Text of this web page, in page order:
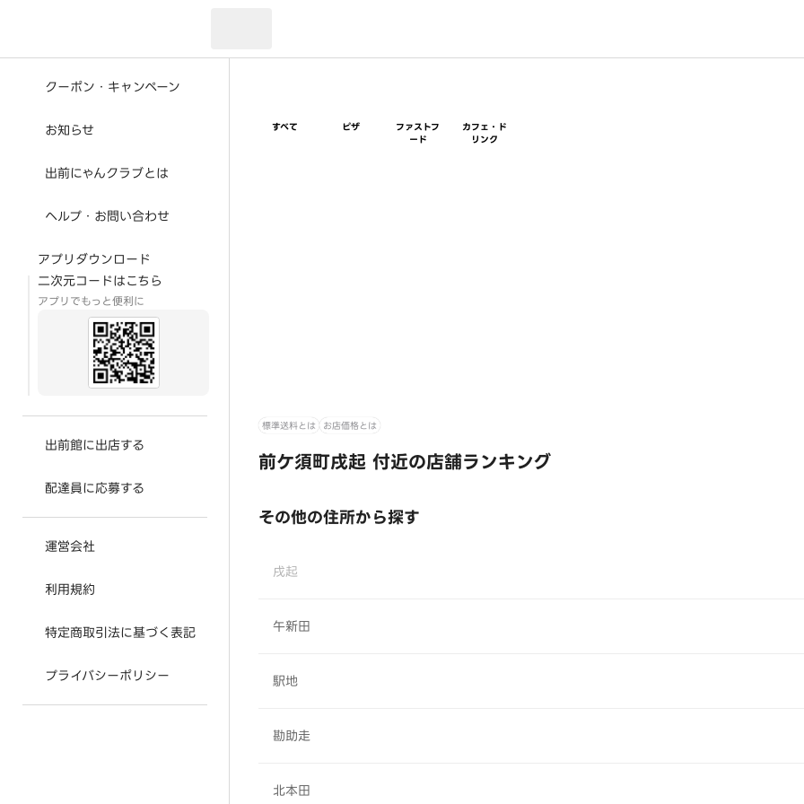
クーポン・キャンペーン
お知らせ
出前にゃんクラブとは
ヘルプ・お問い合わせ
アプリダウンロード
二次元コードはこちら
アプリでもっと便利に
出前館に出店する
配達員に応募する
運営会社
利用規約
特定商取引法に基づく表記
プライバシーポリシー
すべて ピザ
ファストフ
ード
カフェ・ド
リンク
標準送料とは お店価格とは
前ケ須町戌起 付近の店舗ランキング
その他の住所から探す
戌起
午新田
駅地
勘助走
北本田